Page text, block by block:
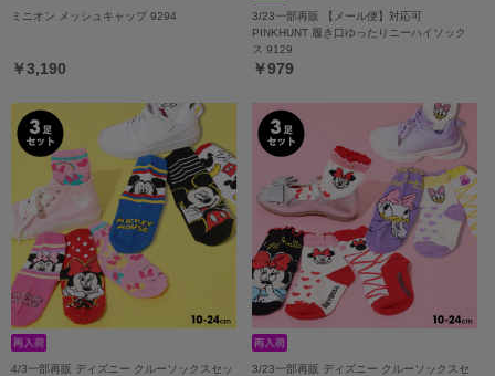
ミニオン メッシュキャップ 9294
￥3,190
3/23一部再販 【メール便】対応可
PINKHUNT 履き口ゆったりニーハイソック
ス 9129
￥979
4/3一部再販 ディズニー クルーソックスセッ
3/23一部再販 ディズニー クルーソックスセ